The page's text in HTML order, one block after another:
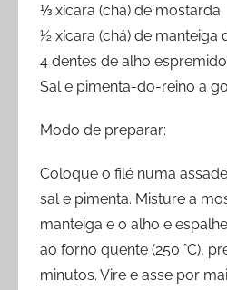
⅓ xícara (chá) de mostarda
½ xícara (chá) de manteiga
4 dentes de alho
Sal e pimenta-do-reino a
Modo de preparar:
Coloque o filé numa
sal e pimenta. Misture a
manteiga e o alho e
ao forno quente (250 °C),
minutos. Vire e asse por